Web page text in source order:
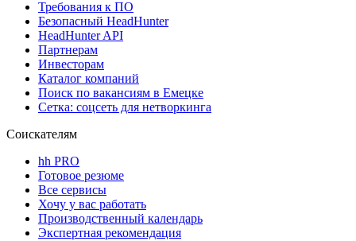
Требования к ПО
Безопасный HeadHunter
HeadHunter API
Партнерам
Инвесторам
Каталог компаний
Поиск по вакансиям в Емецке
Сетка: соцсеть для нетворкинга
Соискателям
hh PRO
Готовое резюме
Все сервисы
Хочу у вас работать
Производственный календарь
Экспертная рекомендация